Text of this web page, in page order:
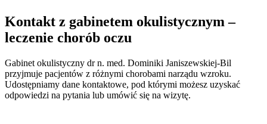
Kontakt z gabinetem okulistycznym –
leczenie chorób oczu
Gabinet okulistyczny dr n. med. Dominiki Janiszewskiej-Bil
przyjmuje pacjentów z różnymi chorobami narządu wzroku.
Udostępniamy dane kontaktowe, pod którymi możesz uzyskać
odpowiedzi na pytania lub umówić się na wizytę.